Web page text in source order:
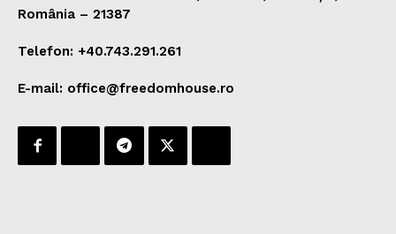
România – 21387
Telefon: +40.743.291.261
E-mail: office@freedomhouse.ro